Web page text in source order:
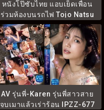
หนังโป๊ซับไทย แอบเย็ดเพื่อน
ร่วมห้องบนรถไฟ Tojo Natsu
HMN-866
AV รุ่นพี่-Karen รุ่นพี่สาวสาย
จูบเมาแล้วเร่าร้อน IPZZ-677